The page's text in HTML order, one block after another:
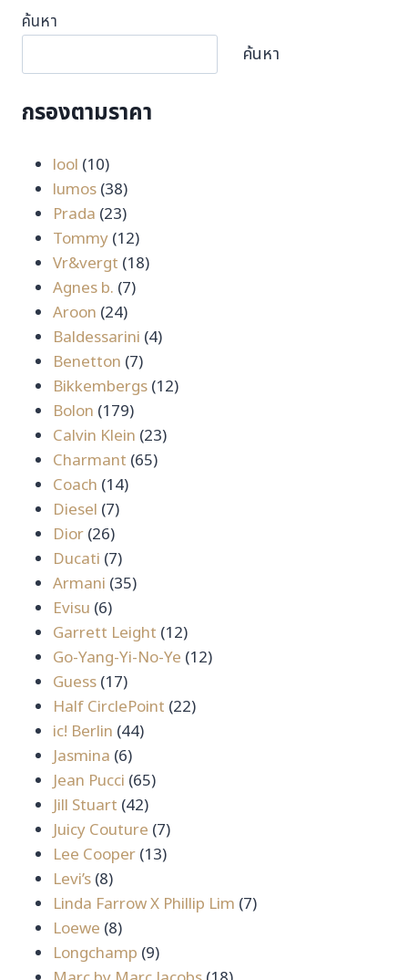
ค้นหา
ค้นหา
กรองตามราคา
lool 1010
สินค้า
lumos 3838
สินค้า
Prada 2323
สินค้า
Tommy 1212
สินค้า
Vr&vergt 1818
Agnes b. 77
Aroon 2424
สินค้า
Baldessarini 44
Benetton 77
สินค้า
Bikkembergs 1212
Bolon 179179
สินค้า
Calvin Klein 2323
Charmant 6565
Coach 1414
Diesel 77
สินค้า
Dior 2626
สินค้า
Ducati 77
สินค้า
Armani 3535
Evisu 66
สินค้า
Garrett Leight 1212
สินค้า
Go-Yang-Yi-No-Ye 1212
Guess 1717
สินค้า
Half CirclePoint 2222
ic! Berlin 4444
Jasmina 66
สินค้า
Jean Pucci 6565
Jill Stuart 4242
สินค้า
Juicy Couture 77
สินค้า
Lee Cooper 1313
Levi’s 88
สินค้า
Linda Farrow X Phillip Lim 77
Loewe 88
สินค้า
Longchamp 99